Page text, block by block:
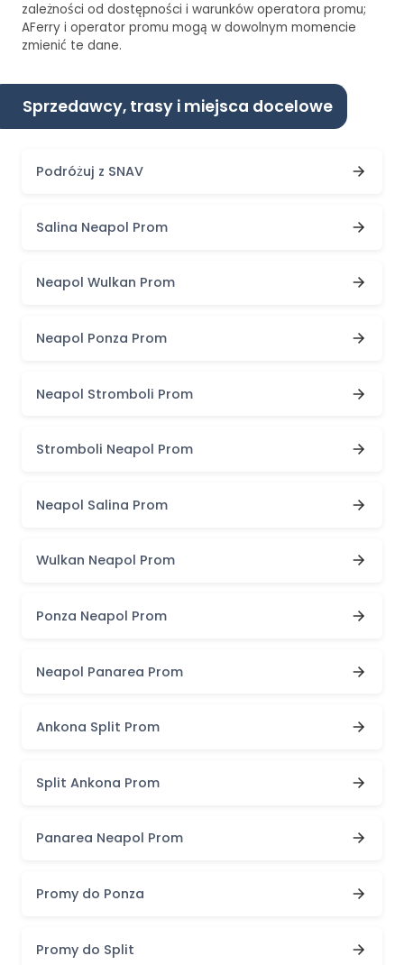
zależności od dostępności i warunków operatora promu;
AFerry i operator promu mogą w dowolnym momencie
zmienić te dane.
Sprzedawcy, trasy i miejsca docelowe
Podróżuj z SNAV
Salina Neapol Prom
Neapol Wulkan Prom
Neapol Ponza Prom
Neapol Stromboli Prom
Stromboli Neapol Prom
Neapol Salina Prom
Wulkan Neapol Prom
Ponza Neapol Prom
Neapol Panarea Prom
Ankona Split Prom
Split Ankona Prom
Panarea Neapol Prom
Promy do Ponza
Promy do Split